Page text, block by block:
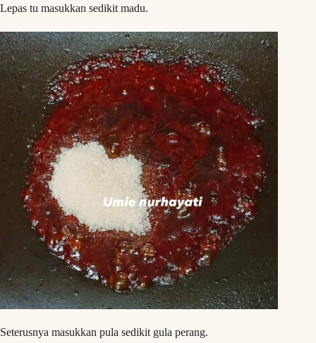
Lepas tu masukkan sedikit madu.
Seterusnya masukkan pula sedikit gula perang.